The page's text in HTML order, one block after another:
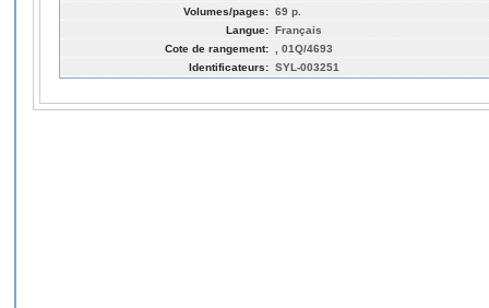
Volumes/pages: 69 p.
Langue: Français
Cote de rangement:
, 01Q/4693
Identificateurs: SYL-003251